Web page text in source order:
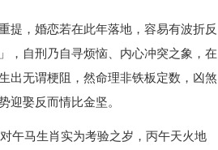
提，婚恋若在此年落地，容易有波折反
，自刑乃自寻烦恼、内心冲突之象，在
出无谓梗阻，然命理非铁板定数，凶煞
迎娶反而情比金坚。
午马生肖实为考验之岁，丙午天火地